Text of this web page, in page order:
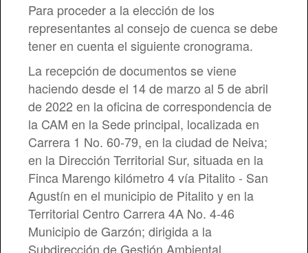
Para proceder a la elección de los
representantes al consejo de cuenca se debe
tener en cuenta el siguiente cronograma.
La recepción de documentos se viene
haciendo desde el 14 de marzo al 5 de abril
de 2022 en la oficina de correspondencia de
la CAM en la Sede principal, localizada en
Carrera 1 No. 60-79, en la ciudad de Neiva;
en la Dirección Territorial Sur, situada en la
Finca Marengo kilómetro 4 vía Pitalito - San
Agustín en el municipio de Pitalito y en la
Territorial Centro Carrera 4A No. 4-46
Municipio de Garzón; dirigida a la
Subdirección de Gestión Ambiental.